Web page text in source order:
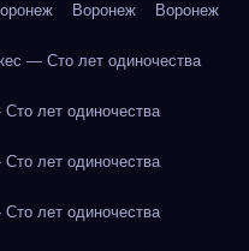
Воронеж Воронеж
— Сто лет одиночества
лет одиночества
лет одиночества
лет одиночества